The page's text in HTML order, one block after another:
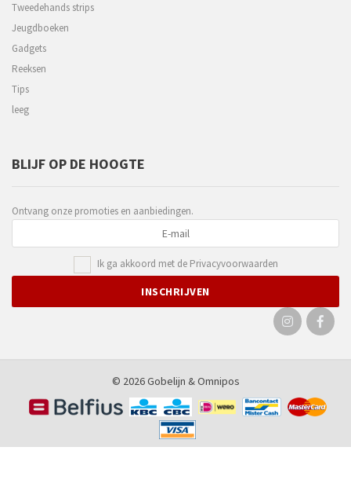
Tweedehands strips
Jeugdboeken
Gadgets
Reeksen
Tips
leeg
BLIJF OP DE HOOGTE
Ontvang onze promoties en aanbiedingen.
Ik ga akkoord met de Privacyvoorwaarden
© 2026 Gobelijn &Omnipos